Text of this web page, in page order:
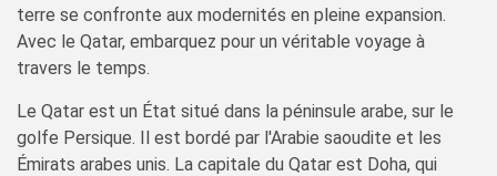
terre se confronte aux modernités en pleine expansion.
Avec le Qatar, embarquez pour un véritable voyage à
travers le temps.
Le Qatar est un État situé dans la péninsule arabe, sur le
golfe Persique. Il est bordé par l'Arabie saoudite et les
Émirats arabes unis. La capitale du Qatar est Doha, qui